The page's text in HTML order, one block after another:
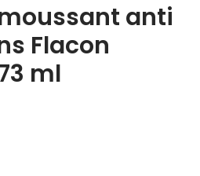
moussant anti
Flacon
ml